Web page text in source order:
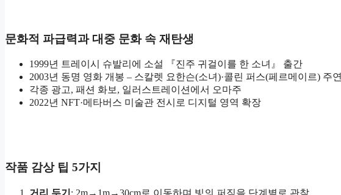
문화적 파급력과 대중 문화 속 재탄생
1999년 트레이시 슈발리에 소설 『진주 귀걸이를 한 소녀』 출간
2003년 동명 영화 개봉 – 스칼렛 요한슨(소녀)·콜린 퍼스(페르메이르) 주연
각종 광고, 패션 화보, 일러스트레이션에서 오마주
2022년 NFT·메타버스 미술관 전시로 디지털 영역 확장
작품 감상 팁 5가지
거리 두기 : 2m→1m→30cm로 이동하며 빛의 퍼짐을 단계별로 관찰